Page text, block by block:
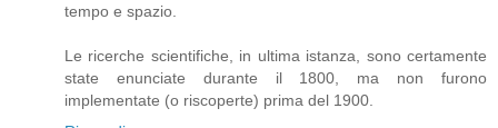
tempo e spazio.
Le ricerche scientifiche, in ultima istanza, sono certamente
state enunciate durante il 1800, ma non furono
implementate (o riscoperte) prima del 1900.